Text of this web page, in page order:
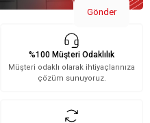
Gönder
%100 Müşteri Odaklılık
Müşteri odaklı olarak ihtiyaçlarınıza
çözüm sunuyoruz.